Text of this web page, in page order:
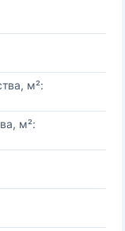
м²:
м²: